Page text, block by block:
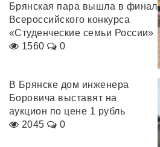
Брянская пара вышла в финал
Всероссийского конкурса
«Студенческие семьи России»
1560
0
В Брянске дом инженера
Боровича выставят на
аукцион по цене 1 рубль
2045
0